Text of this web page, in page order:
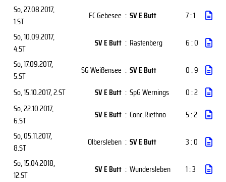
So, 27.08.2017,
1.ST
FC Gebesee : SV E Butt
7 : 1
So, 10.09.2017,
4.ST
SV E Butt : Rastenberg
6 : 0
So, 17.09.2017,
5.ST
SG Weißensee : SV E Butt
0 : 9
So, 15.10.2017, 2.ST SV E Butt : SpG Wernings
0 : 2
So, 22.10.2017,
6.ST
SV E Butt : Conc.Riethno
5 : 2
So, 05.11.2017,
8.ST
Olbersleben : SV E Butt
3 : 0
So, 15.04.2018,
12.ST
SV E Butt : Wundersleben
1 : 3